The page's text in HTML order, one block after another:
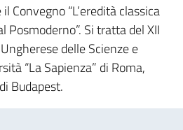
Convegno “L’eredità classica
Si tratta del XII
delle Scienze e
“La Sapienza” di Roma,
Budapest.